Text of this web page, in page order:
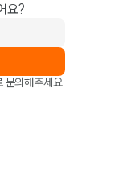
요?
문의해주세요.